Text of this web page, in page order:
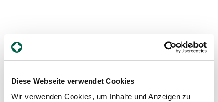
Diese Webseite verwendet Cookies
Wir verwenden Cookies, um Inhalte und Anzeigen zu
Weitere Beiträge